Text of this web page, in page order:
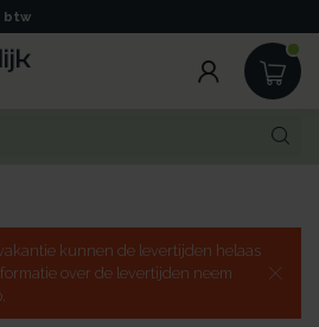
btw
kunnen de levertijden helaas
over de levertijden neem